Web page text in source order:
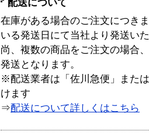
配送について
在庫がある場合のご注文につき
いる発送日にて当社より発送い
尚、複数の商品をご注文の場合
発送となります。
※配送業者は「佐川急便」また
けます
⇒配送について詳しくはこちら